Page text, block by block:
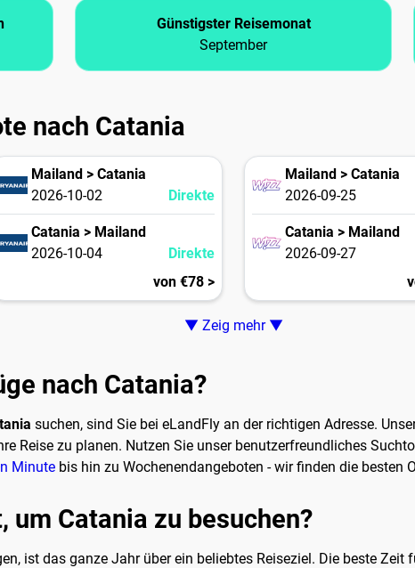
Günstigster Reisemonat
September
nach Catania
Mailand > Catania
2026-10-02
Direkte
Catania > Mailand
2026-10-04
Direkte
von €78 >
Mailand > Catania
2026-09-25
Catania > Mailand
2026-09-27
▼ Zeig mehr ▼
nach Catania?
suchen, sind Sie bei eLandFly an der richtigen Adresse.
Reise zu planen. Nutzen Sie unser benutzerfreundliches
Minute bis hin zu Wochenendangeboten - wir finden die besten
um Catania zu besuchen?
ist das ganze Jahr über ein beliebtes Reiseziel. Die beste Zeit